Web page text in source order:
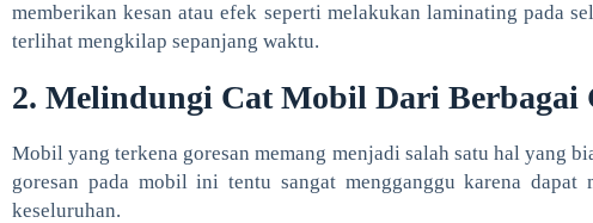
memberikan kesan atau efek seperti melakukan laminating pada
terlihat mengkilap sepanjang waktu.
2. Melindungi Cat Mobil Dari Berbagai
Mobil yang terkena goresan memang menjadi salah satu hal yang
goresan pada mobil ini tentu sangat mengganggu karena dapat
keseluruhan.